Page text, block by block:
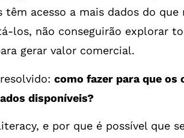
acesso a mais dados do que
los, não conseguirão explorar
gerar valor comercial.
como fazer para que os
disponíveis?
e por que é possível que